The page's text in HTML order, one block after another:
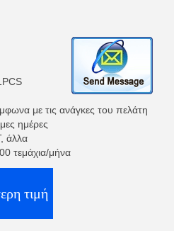
με τις ανάγκες του πελάτη
ημέρες
άλλα
τεμάχια/μήνα
τιμή